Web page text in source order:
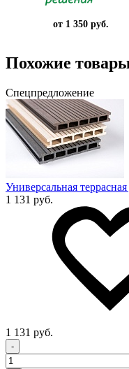
от 1 350 руб.
Похожие
Спецпредложение
Универсальная
1 131 руб.
1 131 руб.
-